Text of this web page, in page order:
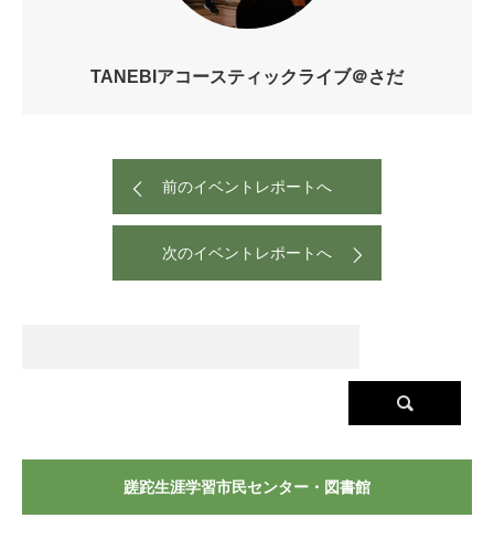
TANEBIアコースティックライブ＠さだ
前のイベントレポートへ
次のイベントレポートへ
蹉跎生涯学習市民センター・図書館